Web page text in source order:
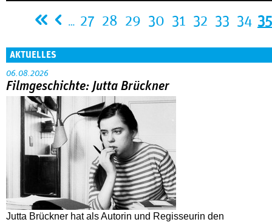
… 27 28 29 30 31 32 33 34 35
AKTUELLES
06.08.2026
Filmgeschichte: Jutta Brückner
Jutta Brückner hat als Autorin und Regisseurin den